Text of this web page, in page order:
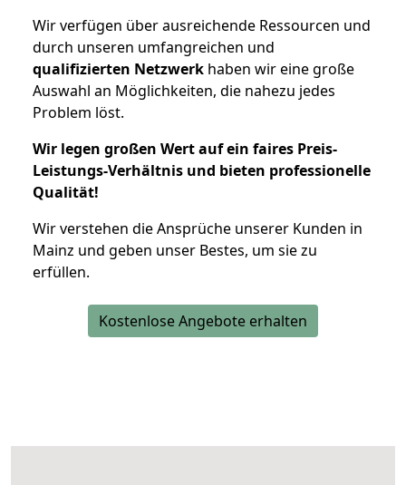
Wir verfügen über ausreichende Ressourcen und
durch unseren umfangreichen und
qualifizierten Netzwerk haben wir eine große
Auswahl an Möglichkeiten, die nahezu jedes
Problem löst.
Wir legen großen Wert auf ein faires Preis-
Leistungs-Verhältnis und bieten professionelle
Qualität!
Wir verstehen die Ansprüche unserer Kunden in
Mainz und geben unser Bestes, um sie zu
erfüllen.
Kostenlose Angebote erhalten